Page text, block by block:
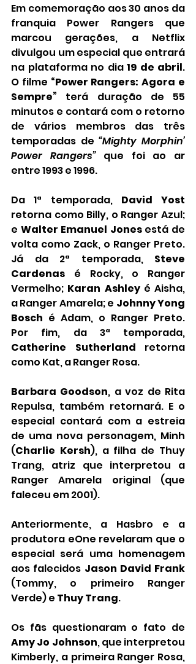
Em comemoração aos 30 anos da
franquia Power Rangers que
marcou gerações, a Netflix
divulgou um especial que entrará
na plataforma no dia 19 de abril.
O filme “Power Rangers: Agora e
Sempre” terá duração de 55
minutos e contará com o retorno
de vários membros das três
temporadas de “Mighty Morphin’
Power Rangers” que foi ao ar
entre 1993 e 1996.
Da 1ª temporada, David Yost
retorna como Billy, o Ranger Azul;
e Walter Emanuel Jones está de
volta como Zack, o Ranger Preto.
Já da 2ª temporada, Steve
Cardenas é Rocky, o Ranger
Vermelho; Karan Ashley é Aisha,
a Ranger Amarela; e Johnny Yong
Bosch é Adam, o Ranger Preto.
Catherine Sutherland retorna
como Kat, a Ranger Rosa.
Barbara Goodson, a voz de Rita
Repulsa, também retornará. E o
especial contará com a estreia
de uma nova personagem, Minh
(Charlie Kersh), a filha de Thuy
Trang, atriz que interpretou a
Ranger Amarela original (que
faleceu em 2001).
Anteriormente, a Hasbro e a
produtora eOne revelaram que o
especial será uma homenagem
aos falecidos Jason David Frank
(Tommy, o primeiro Ranger
Verde) e Thuy Trang.
Amy Jo Johnson, que interpretou
Kimberly, a primeira Ranger Rosa,